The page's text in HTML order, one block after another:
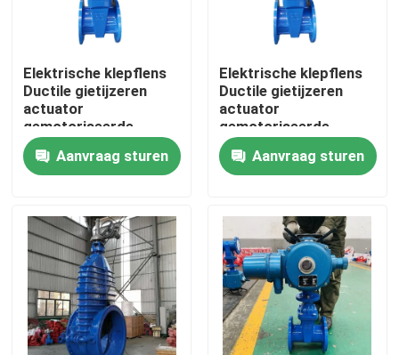
Huis
Producten
Videos
Over ons
Fabrieksrondleiding
Kwaliteitscontrole
Elektrische klepflens
Ductile gietijzeren
actuator
gemotoriseerde
poortklep
Aanvraag sturen
Elektrische klepflens
Ductile gietijzeren
actuator
gemotoriseerde
poortklep
Aanvraag sturen